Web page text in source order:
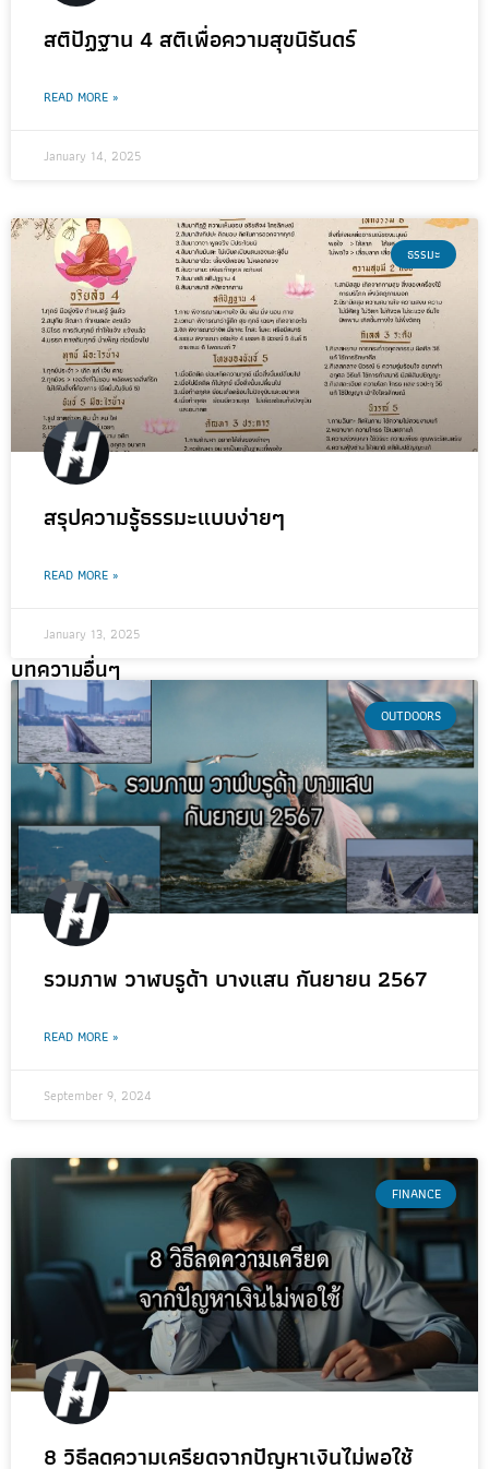
สติปัฏฐาน 4 สติเพื่อความสุขนิรันดร์
READ MORE »
January 14, 2025
ธรรมะ
สรุปความรู้ธรรมะแบบง่ายๆ
READ MORE »
January 13, 2025
บทความอื่นๆ
OUTDOORS
รวมภาพ วาฬบรูด้า บางแสน กันยายน 2567
READ MORE »
September 9, 2024
FINANCE
8 วิธีลดความเครียดจากปัญหาเงินไม่พอใช้